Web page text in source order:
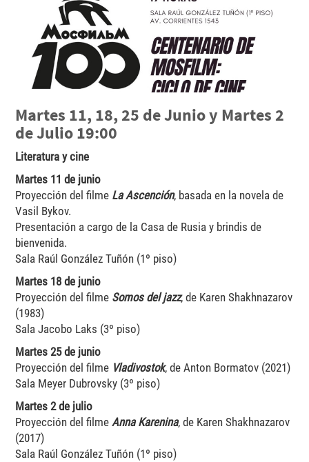
Martes 11, 18, 25 de Junio y Martes 2
de Julio 19:00
Literatura y cine
Martes 11 de junio
Proyección del filme La Ascención, basada en la novela de
Vasil Bykov.
Presentación a cargo de la Casa de Rusia y brindis de
bienvenida.
Sala Raúl González Tuñón (1º piso)
Martes 18 de junio
Proyección del filme Somos del jazz, de Karen Shakhnazarov
(1983)
Sala Jacobo Laks (3º piso)
Martes 25 de junio
Proyección del filme Vladivostok, de Anton Bormatov (2021)
Sala Meyer Dubrovsky (3º piso)
Martes 2 de julio
Proyección del filmeAnna Karenina, de Karen Shakhnazarov
(2017)
Sala Raúl González Tuñón (1º piso)